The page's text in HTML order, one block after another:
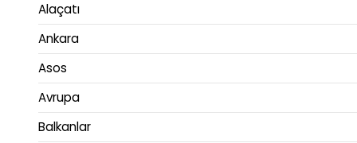
Alaçatı
Ankara
Asos
Avrupa
Balkanlar